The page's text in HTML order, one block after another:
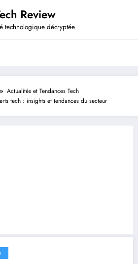
Review
technologique décryptée
Actualités et Tendances Tech
tech : insights et tendances du secteur